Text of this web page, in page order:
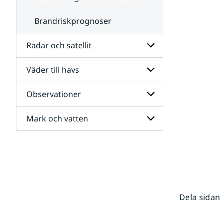
Brandriskprognoser
Radar och satellit
Undersidor
för
Radar
och
satellit
Väder till havs
Undersidor
för
Väder
till
havs
Observationer
Undersidor
för
Mark och vatten
Dela sidan